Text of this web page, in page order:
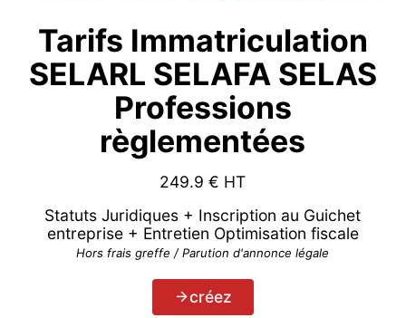
Tarifs Immatriculation
SELARL SELAFA SELAS
Professions
règlementées
249.9 € HT
Statuts Juridiques + Inscription au Guichet
entreprise + Entretien Optimisation fiscale
Hors frais greffe / Parution d'annonce légale
créez